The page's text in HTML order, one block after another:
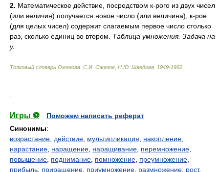
2. Математическое действие, посредством к-рого из двух чисел
(или величин) получается новое число (или величина), к-рое
(для целых чисел) содержит слагаемым первое число столько
раз, сколько единиц во втором. Таблица умножения. Задача на
у.
Толковый словарь Ожегова С.И. Ожегов, Н.Ю. Шведова. 1949-1992
Игры ⚽
Поможем написать реферат
Синонимы:
возрастание действие мультипликация накопление
нарастание наращение наращивание перемножение
повышение поднимание помножение преумножение
прибыль приращение приумножение размножение рост,